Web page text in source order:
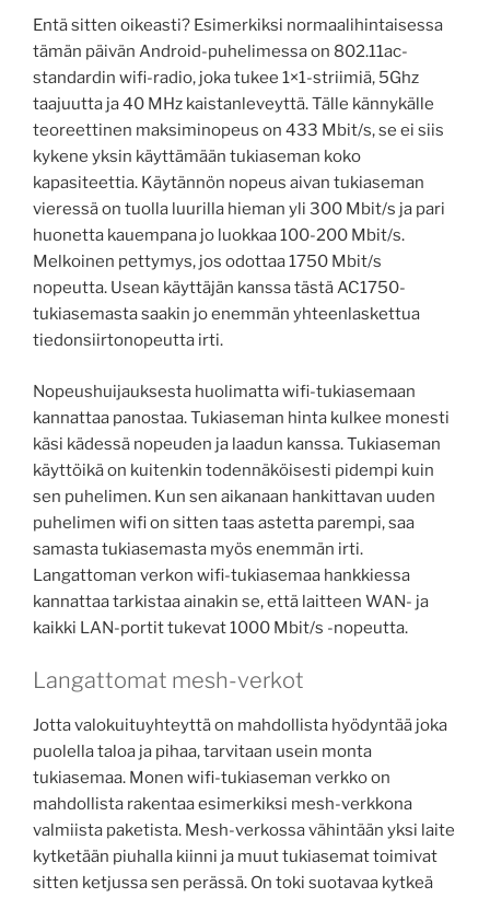
Entä sitten oikeasti? Esimerkiksi normaalihintaisessa
tämän päivän Android-puhelimessa on 802.11ac-
standardin wifi-radio, joka tukee 1×1-striimiä, 5Ghz
taajuutta ja 40 MHz kaistanleveyttä. Tälle kännykälle
teoreettinen maksiminopeus on 433 Mbit/s, se ei siis
kykene yksin käyttämään tukiaseman koko
kapasiteettia. Käytännön nopeus aivan tukiaseman
vieressä on tuolla luurilla hieman yli 300 Mbit/s ja pari
huonetta kauempana jo luokkaa 100-200 Mbit/s.
Melkoinen pettymys, jos odottaa 1750 Mbit/s
nopeutta. Usean käyttäjän kanssa tästä AC1750-
tukiasemasta saakin jo enemmän yhteenlaskettua
tiedonsiirtonopeutta irti.
Nopeushuijauksesta huolimatta wifi-tukiasemaan
kannattaa panostaa. Tukiaseman hinta kulkee monesti
käsi kädessä nopeuden ja laadun kanssa. Tukiaseman
käyttöikä on kuitenkin todennäköisesti pidempi kuin
sen puhelimen. Kun sen aikanaan hankittavan uuden
puhelimen wifi on sitten taas astetta parempi, saa
samasta tukiasemasta myös enemmän irti.
Langattoman verkon wifi-tukiasemaa hankkiessa
kannattaa tarkistaa ainakin se, että laitteen WAN- ja
kaikki LAN-portit tukevat 1000 Mbit/s -nopeutta.
Langattomat mesh-verkot
Jotta valokuituyhteyttä on mahdollista hyödyntää joka
puolella taloa ja pihaa, tarvitaan usein monta
tukiasemaa. Monen wifi-tukiaseman verkko on
mahdollista rakentaa esimerkiksi mesh-verkkona
valmiista paketista. Mesh-verkossa vähintään yksi laite
kytketään piuhalla kiinni ja muut tukiasemat toimivat
sitten ketjussa sen perässä. On toki suotavaa kytkeä